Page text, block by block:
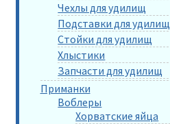
Чехлы для удилищ
Подставки для удилищ
Стойки для удилищ
Хлыстики
Запчасти для удилищ
Приманки
Воблеры
Хорватские яйца